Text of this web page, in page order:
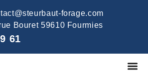
forage.com
Bouret 59610 Fourmies
61